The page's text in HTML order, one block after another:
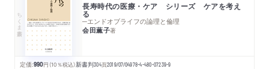
ちくま新書
長寿時代の医療・ケア シリーズ ケアを考え
る
─エンドオブライフの論理と倫理
会田薫子著
定価:990円 （10％税込）新書判304頁2019/07/04978-4-480-07239-9